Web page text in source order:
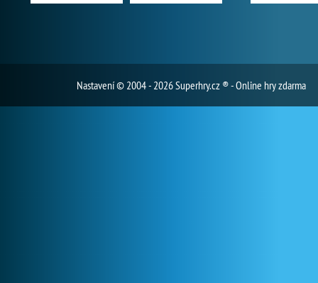
Nastavení© 2004 - 2026 Superhry.cz ® - Online hry zdarma